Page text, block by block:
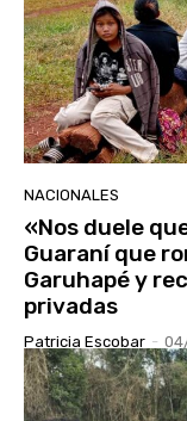
NACIONALES
«Nos duele
Guaraní que
Garuhapé y
privadas
Patricia Escobar -